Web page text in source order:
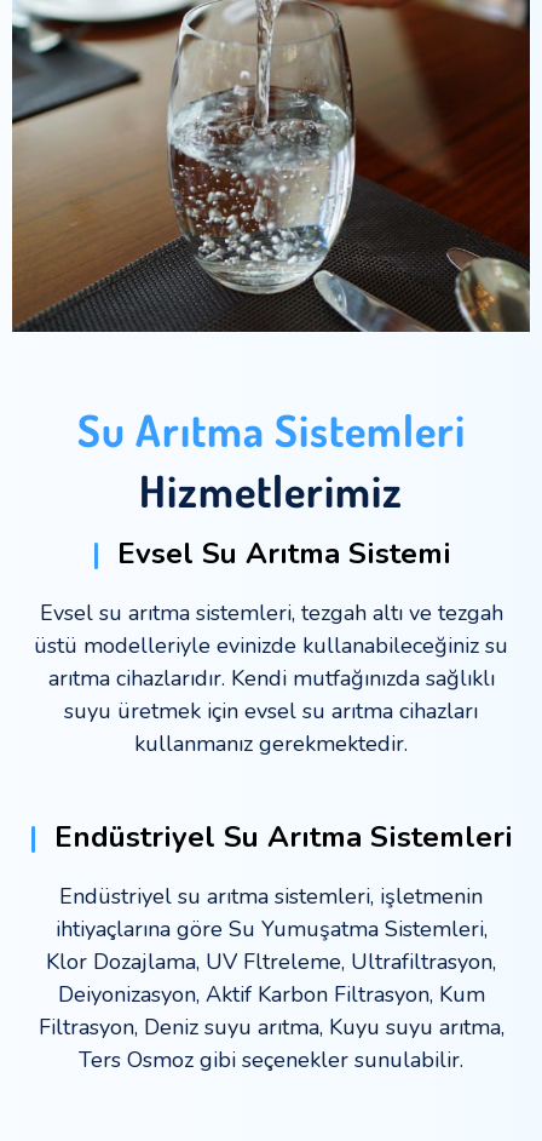
Su Arıtma Sistemleri
Hizmetlerimiz
| Evsel Su Arıtma Sistemi
Evsel su arıtma sistemleri, tezgah altı ve tezgah
üstü modelleriyle evinizde kullanabileceğiniz su
arıtma cihazlarıdır. Kendi mutfağınızda sağlıklı
suyu üretmek için evsel su arıtma cihazları
kullanmanız gerekmektedir.
| Endüstriyel Su Arıtma Sistemleri
Endüstriyel su arıtma sistemleri, işletmenin
ihtiyaçlarına göre Su Yumuşatma Sistemleri,
Klor Dozajlama, UV Fltreleme, Ultrafiltrasyon,
Deiyonizasyon, Aktif Karbon Filtrasyon, Kum
Filtrasyon, Deniz suyu arıtma, Kuyu suyu arıtma,
Ters Osmoz gibi seçenekler sunulabilir.